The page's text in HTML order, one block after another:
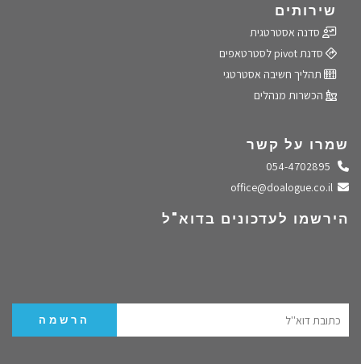
שירותים
סדנה אסטרטגית
סדנת pivot לסטרטאפים
תהליך חשיבה אסטרטגי
הכשרות מנהלים
שמרו על קשר
התקשרו אלינו
שלחו מייל
הירשמו לעדכונים בדוא"ל